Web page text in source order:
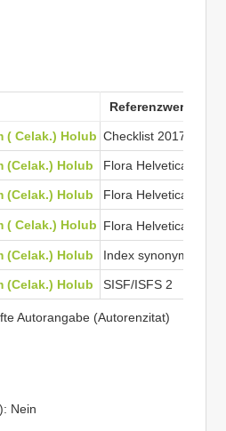
Referenzwerke
( Celak.) Holub Checklist 2017
(Celak.) Holub Flora Helvetica 2001
(Celak.) Holub Flora Helvetica 2012
( Celak.) Holub Flora Helvetica 2018
(Celak.) Holub Index synonymique
(Celak.) Holub SISF/ISFS 2
Autorangabe (Autorenzitat)
Nein